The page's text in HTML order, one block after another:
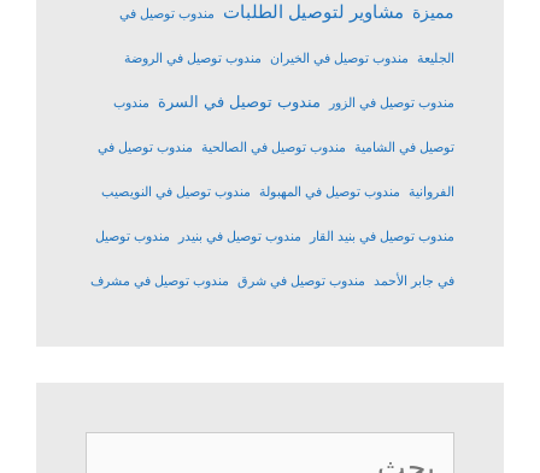
مميزة مشاوير لتوصيل الطلبات مندوب توصيل في
الجليعة مندوب توصيل في الخيران مندوب توصيل في الروضة
مندوب توصيل في الزور مندوب توصيل في السرة مندوب
توصيل في الشامية مندوب توصيل في الصالحية مندوب توصيل في
الفروانية مندوب توصيل في المهبولة مندوب توصيل في النويصيب
مندوب توصيل في بنيد القار مندوب توصيل في بنيدر مندوب توصيل
في جابر الأحمد مندوب توصيل في شرق مندوب توصيل في مشرف
البحث